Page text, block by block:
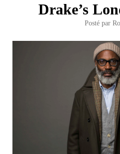
Drake’s
Posté par